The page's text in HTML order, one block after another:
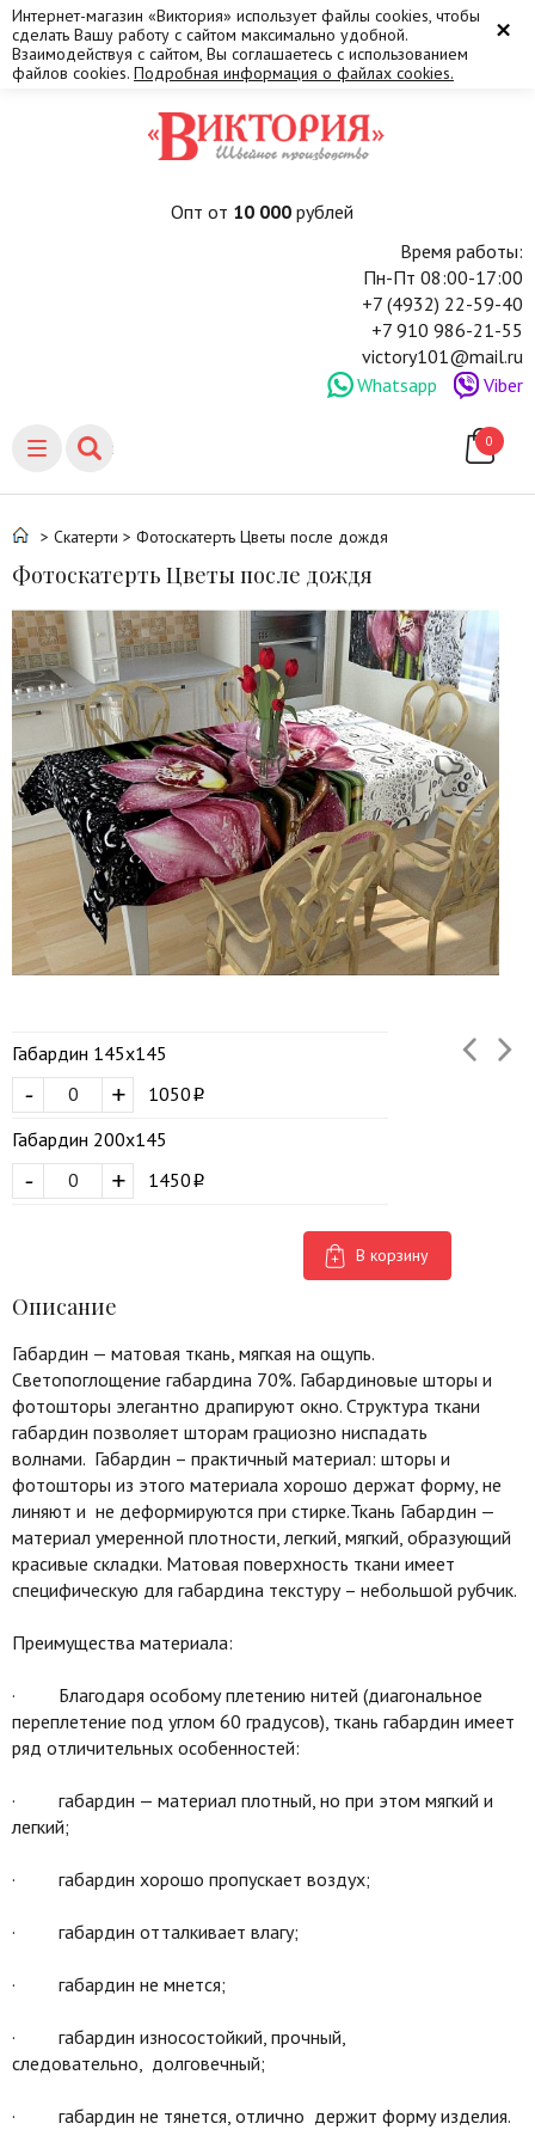
×
Интернет-магазин «Виктория» использует файлы cookies, чтобы
сделать Вашу работу с сайтом максимально удобной.
Взаимодействуя с сайтом, Вы соглашаетесь с использованием
файлов cookies. Подробная информация о файлах cookies.
Опт от 10 000рублей
Время работы:
Пн-Пт 08:00-17:00
+7 (4932) 22-59-40
+7 910 986-21-55
victory101@mail.ru
Whatsapp
Viber
0
> Скатерти > Фотоскатерть Цветы после дождя
Фотоскатерть Цветы после дождя
Габардин 145х145
+
-
1050
Габардин 200х145
+
- 1450
В корзину
Описание
Габардин — матовая ткань, мягкая на ощупь.
Светопоглощение габардина 70%. Габардиновые шторы и
фотошторы элегантно драпируют окно. Структура ткани
габардин позволяет шторам грациозно ниспадать
волнами. Габардин – практичный материал: шторы и
фотошторы из этого материала хорошо держат форму, не
линяют и не деформируются при стирке.Ткань Габардин —
материал умеренной плотности, легкий, мягкий, образующий
красивые складки. Матовая поверхность ткани имеет
специфическую для габардина текстуру – небольшой рубчик.
Преимущества материала:
· Благодаря особому плетению нитей (диагональное
переплетение под углом 60 градусов), ткань габардин имеет
ряд отличительных особенностей:
· габардин — материал плотный, но при этом мягкий и
легкий;
· габардин хорошо пропускает воздух;
· габардин отталкивает влагу;
· габардин не мнется;
· габардин износостойкий, прочный,
следовательно, долговечный;
· габардин не тянется, отлично держит форму изделия.